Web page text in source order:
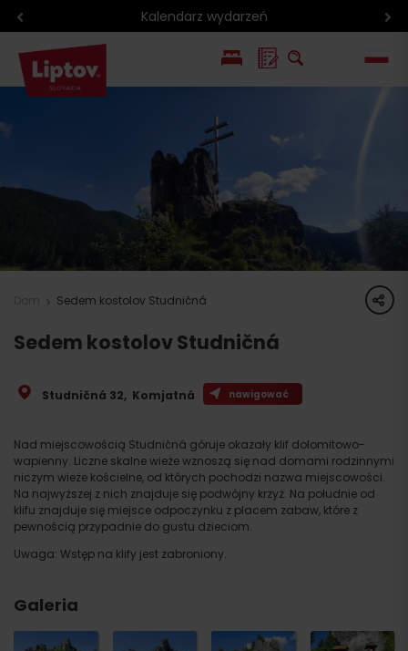
Kalendarz wydarzeń
Sedem kostolov Studničná share
Sedem kostolov Studničná
Nad miejscowością Studničná góruje okazały klif dolomitowo-
wapienny. Liczne skalne wieże wznoszą się nad domami rodzinnymi
niczym wieże kościelne, od których pochodzi nazwa miejscowości.
Na najwyższej z nich znajduje się podwójny krzyż. Na południe od
klifu znajduje się miejsce odpoczynku z placem zabaw, które z
pewnością przypadnie do gustu dzieciom.
Uwaga: Wstęp na klify jest zabroniony.
Studničná 32, Komjatná nawigować
Galeria